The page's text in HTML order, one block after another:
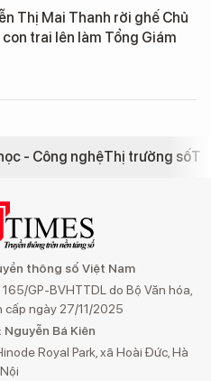
Thị Mai Thanh rời ghế Chủ
con trai lên làm Tổng Giám
- Công nghệThị trường số
thông số Việt Nam
GP-BVHTTDL do Bộ Văn hóa,
cấp ngày 27/11/2025
Nguyễn Bá Kiên
Royal Park, xã Hoài Đức, Hà
Nội